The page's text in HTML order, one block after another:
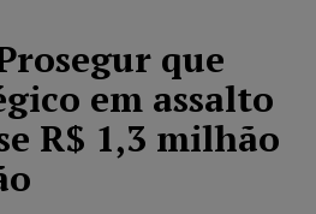
que
em assalto
R$ 1,3 milhão